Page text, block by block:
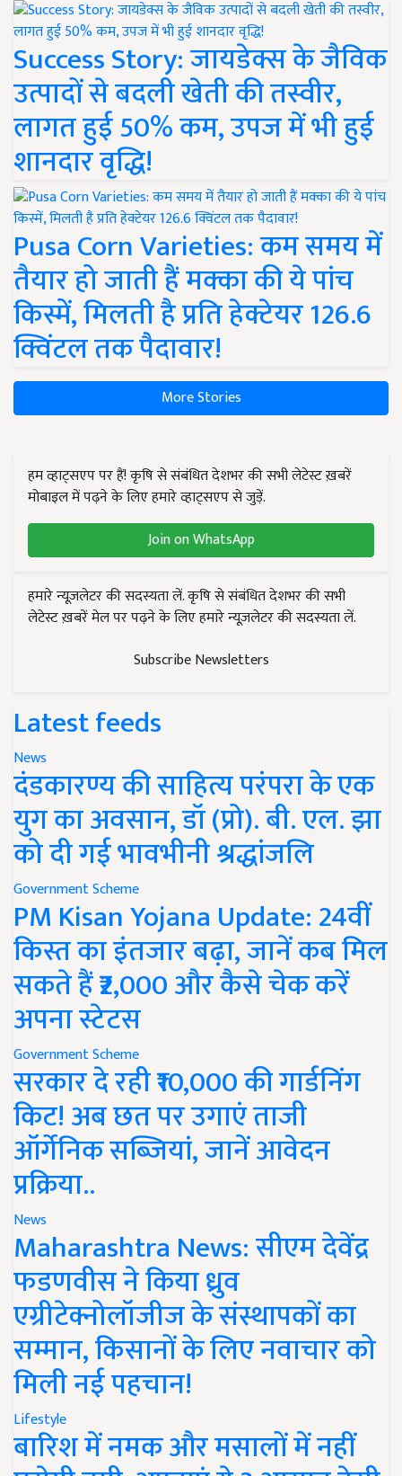
Success Story: जायडेक्स के जैविक
उत्पादों से बदली खेती की तस्वीर,
लागत हुई 50% कम, उपज में भी हुई
शानदार वृद्धि!
Pusa Corn Varieties: कम समय में
तैयार हो जाती हैं मक्का की ये पांच
किस्में, मिलती है प्रति हेक्टेयर 126.6
क्विंटल तक पैदावार!
More Stories
हम व्हाट्सएप पर हैं! कृषि से संबंधित देशभर की सभी लेटेस्ट ख़बरें
मोबाइल में पढ़ने के लिए हमारे व्हाट्सएप से जुड़ें.
Join on WhatsApp
हमारे न्यूज़लेटर की सदस्यता लें. कृषि से संबंधित देशभर की सभी
लेटेस्ट ख़बरें मेल पर पढ़ने के लिए हमारे न्यूज़लेटर की सदस्यता लें.
Subscribe Newsletters
Latest feeds
News
दंडकारण्य की साहित्य परंपरा के एक
युग का अवसान, डॉ (प्रो). बी. एल. झा
को दी गई भावभीनी श्रद्धांजलि
Government Scheme
PM Kisan Yojana Update: 24वीं
किस्त का इंतजार बढ़ा, जानें कब मिल
सकते हैं ₹2,000 और कैसे चेक करें
अपना स्टेटस
Government Scheme
सरकार दे रही ₹10,000 की गार्डनिंग
किट! अब छत पर उगाएं ताजी
ऑर्गेनिक सब्जियां, जानें आवेदन
प्रक्रिया..
News
Maharashtra News: सीएम देवेंद्र
फडणवीस ने किया ध्रुव
एग्रीटेक्नोलॉजीज के संस्थापकों का
सम्मान, किसानों के लिए नवाचार को
मिली नई पहचान!
Lifestyle
बारिश में नमक और मसालों में नहीं